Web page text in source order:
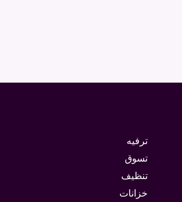
ترفيه
تسوق
تنظيف
خزانات